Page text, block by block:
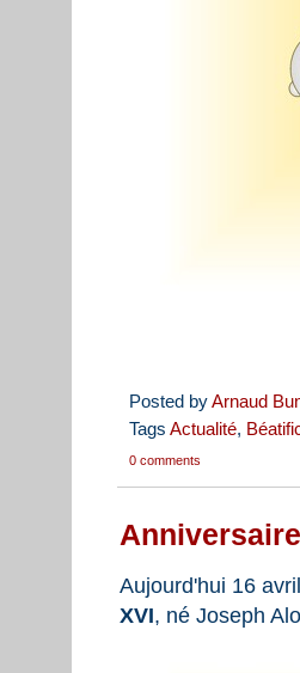
Posted byArnaud
Tags Actualité,
0 comments
Aujourd'hui 16
XVI, né Joseph